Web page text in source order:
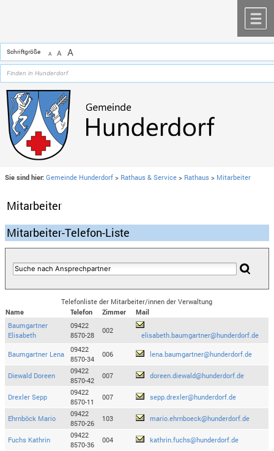
Schriftgröße A A A
Sie sind hier: Gemeinde Hunderdorf > Rathaus & Service > Rathaus > Mitarbeiter
Mitarbeiter
Mitarbeiter-Telefon-Liste
Telefonliste der Mitarbeiter/innen der Verwaltung
Name
Telefon Zimmer
Mail
Baumgartner
Elisabeth
09422
8570-28
002
elisabeth.baumgartner@hunderdorf.de
Baumgartner Lena
09422
8570-34
006 lena.baumgartner@hunderdorf.de
Diewald Doreen
09422
8570-42
007 doreen.diewald@hunderdorf.de
Drexler Sepp
09422
8570-11
007 sepp.drexler@hunderdorf.de
Ehrnböck Mario
09422
8570-26
103 mario.ehrnboeck@hunderdorf.de
Fuchs Kathrin
09422
8570-36
004 kathrin.fuchs@hunderdorf.de